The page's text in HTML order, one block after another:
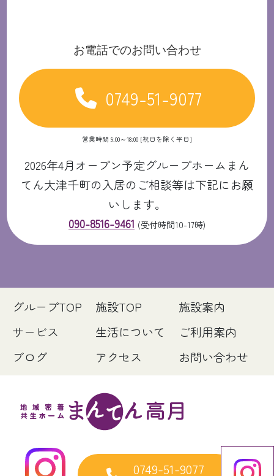
お電話でのお問い合わせ
0749-51-9077
営業時間 9:00～18:00 [祝日を除く平日]
2026年4月オープン予定グループホームまん
てん大津千町の入居のご相談等は下記にお願
いします。
090-8516-9461 (受付時間10-17時)
グループTOP 施設TOP
施設案内
サービス
生活について
ご利用案内
ブログ
アクセス お問い合わせ
0749-51-9077